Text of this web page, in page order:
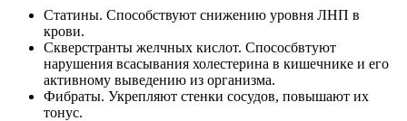
Статины. Способствуют снижению уровня ЛНП в
крови.
Скверстранты желчных кислот. Спососбвтуют
нарушения всасывания холестерина в кишечнике и его
активному выведению из организма.
Фибраты. Укрепляют стенки сосудов, повышают их
тонус.